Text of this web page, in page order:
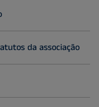
da associação